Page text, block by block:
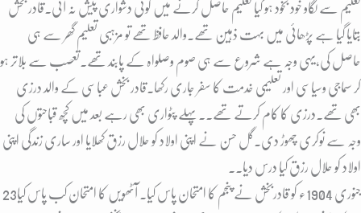
تعلیم سے لگاو خود بخود ہو گیا تعلیم حاصل کرنے میں کوئی دشواری پیش نہ آئی۔قادر بخش
بتایا گیا ہے پڑھائی میں بہت ذہین تھے۔والد حافظ تھے تو مزہبی تعلیم گھر سے ہی
حاصل کی،یہی وجہ ہے شروع سے ہی صوم وصلواہ کے پابند تھے۔تعصب سے بلاتر ہو
کر سماجی وسیاسی اور تعلیمی خدمت کا سفر جاری رکھا۔قادر بخش عباسی کے والد درزی
بھی تھے۔درزی کا کام کرتے تھے۔۔پہلے پٹواری بھی رہے بعد میں کچھ قباحتوں کی
وجہ سے نوکری چھوڑ دی۔گل حسن نے اپنی اولاد کو حلال رزق کھلایا اور ساری زندگی اپنی
اولاد کو حلال رزق کیا درس دیا۔۔
23جنوری 1904ء کو قادربخش نے پنجم کا امتحان پاس کیا۔ آٹھویں کا امتحان کب پاس کیا